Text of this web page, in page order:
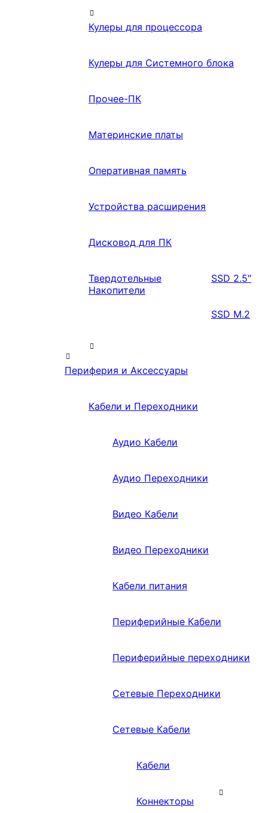
Кулеры для процессора
Кулеры для Системного блока
Прочее-ПК
Материнские платы
Оперативная память
Устройства расширения
Дисковод для ПК
Твердотельные
Накопители
SSD 2.5″
SSD M.2
Периферия и Аксессуары
Кабели и Переходники
Аудио Кабели
Аудио Переходники
Видео Кабели
Видео Переходники
Кабели питания
Периферийные Кабели
Периферийные переходники
Сетевые Переходники
Сетевые Кабели
Кабели
Коннекторы